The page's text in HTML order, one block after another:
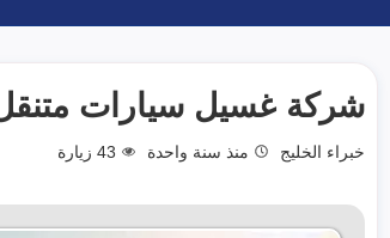
شركة غسيل سيارات
خبراء الخليج منذ سنة واحدة 43 زيارة